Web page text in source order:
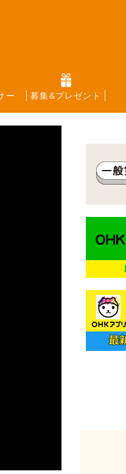
ー 募集&プレゼント